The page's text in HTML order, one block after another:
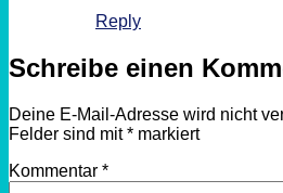
Reply
Schreibe einen
Deine E-Mail-Adresse wird nicht
Felder sind mit* markiert
Kommentar *